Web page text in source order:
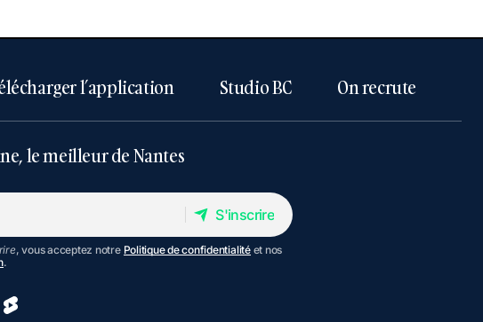
l’application Studio BC On recrute
le meilleur de Nantes
S'inscrire
S'inscrire
, vous acceptez notre Politique de confidentialitéet nos
.